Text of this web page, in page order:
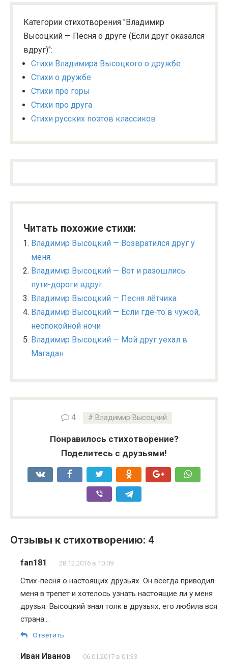
Категории стихотворения "Владимир
Высоцкий — Песня о друге (Если друг оказался
вдруг)":
Стихи Владимира Высоцкого о дружбе
Стихи о дружбе
Стихи про горы
Стихи про друга
Стихи русских поэтов классиков
Читать похожие стихи:
Владимир Высоцкий — Возвратился друг у
меня
Владимир Высоцкий — Вот и разошлись
пути-дороги вдруг
Владимир Высоцкий — Песня лётчика
Владимир Высоцкий — Если где-то в чужой,
неспокойной ночи
Владимир Высоцкий — Мой друг уехал в
Магадан
4 Владимир Высоцкий
Понравилось стихотворение?
Поделитесь с друзьями!
Отзывы к стихотворению: 4
fan181 28.12.2016 в 10:09
Стих-песня о настоящих друзьях. Он всегда приводил
меня в трепет и хотелось узнать настоящие ли у меня
друзья. Высоцкий знал толк в друзьях, его любила вся
страна…
Ответить
Иван Иванов 06.01.2017 в 01:33